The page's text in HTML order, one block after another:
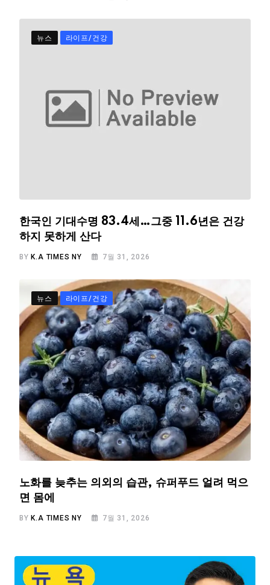
뉴스 라이프/건강
한국인 기대수명 83.4세…그중 11.6년은 건강
하지 못하게 산다
BY K.A TIMES NY 7월 31, 2026
뉴스 라이프/건강
노화를 늦추는 의외의 습관, 슈퍼푸드 얼려 먹으
면 몸에
BYK.A TIMES NY 7월 31, 2026